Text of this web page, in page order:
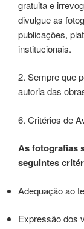
gratuita e
divulgue as
publicações,
institucionais.
2. Sempre que
autoria das
6. Critérios de
As fotografias
seguintes
Adequação ao
Expressão dos